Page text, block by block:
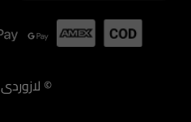
© لازوردى